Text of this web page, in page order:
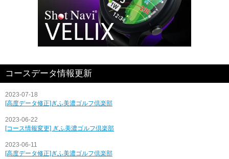
コースデータ情報更新
2023-07-18
[高度データ修正]ぎふ美濃ゴルフ倶楽部
2023-06-22
[コース情報変更] ぎふ美濃ゴルフ倶楽部
2023-06-11
[高度データ修正]ぎふ美濃ゴルフ倶楽部